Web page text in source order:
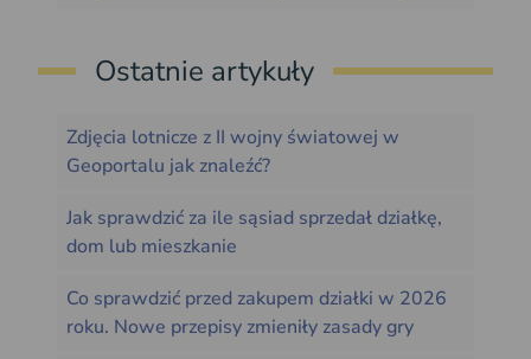
Ostatnie artykuły
Zdjęcia lotnicze z II wojny światowej w
Geoportalu jak znaleźć?
Jak sprawdzić za ile sąsiad sprzedał działkę,
dom lub mieszkanie
Co sprawdzić przed zakupem działki w 2026
roku. Nowe przepisy zmieniły zasady gry